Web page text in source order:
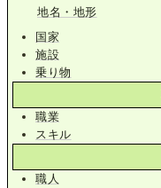
地名・地形
国家
施設
乗り物
職業
スキル
職人